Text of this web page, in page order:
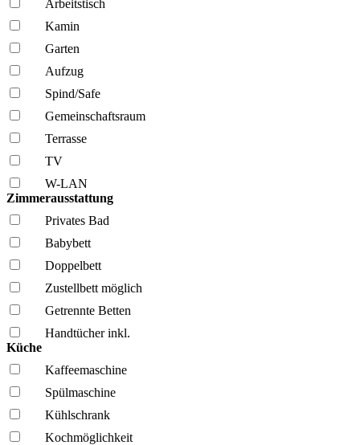
Arbeitstisch
Kamin
Garten
Aufzug
Spind/Safe
Gemeinschafts­raum
Terrasse
TV
W-LAN
Zimmerausstattung
Privates Bad
Babybett
Doppelbett
Zustellbett möglich
Getrennte Betten
Handtücher inkl.
Küche
Kaffee­maschine
Spül­maschine
Kühl­schrank
Kochmöglich­keit